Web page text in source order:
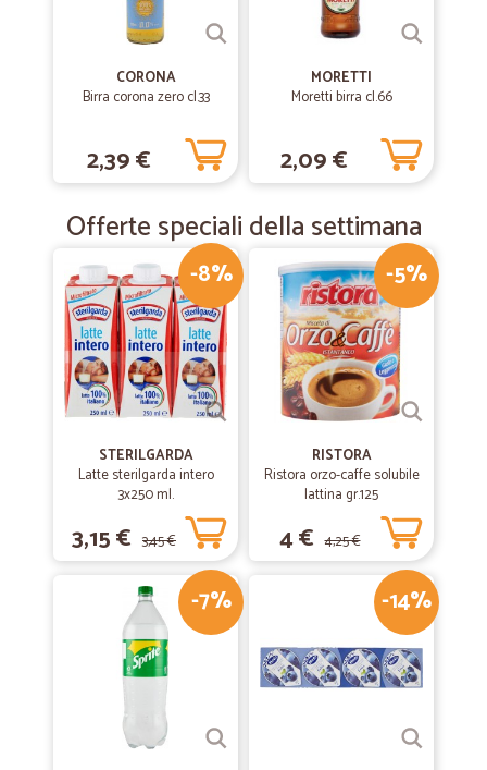
—Grazia M.
Soddisfattissima
un po' scettica, ma sono stata ampiamente smentita prodotti arrivati
in perfette condizioni e sarà solo il primo di una lunga serie di ordini,
davvero molto soddisfatta e complimenti per l'ottimo servizio
CORONA
Birra corona zero cl.33
2,39 €
MORETTI
Moretti birra cl.66
2,09 €
Offerte speciali della settimana
-8%
STERILGARDA
Latte sterilgarda intero
3x250 ml.
3,15 € 3,45 €
-5%
RISTORA
Ristora orzo-caffe solubile
lattina gr.125
4 € 4,25 €
-7% -14%